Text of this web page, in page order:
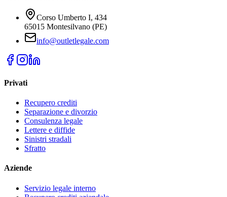
Corso Umberto I, 434
65015 Montesilvano (PE)
info@outletlegale.com
Privati
Recupero crediti
Separazione e divorzio
Consulenza legale
Lettere e diffide
Sinistri stradali
Sfratto
Aziende
Servizio legale interno